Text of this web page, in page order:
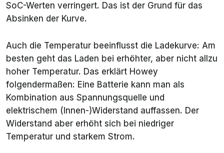
SoC-Werten verringert. Das ist der Grund für das
Absinken der Kurve.
Auch die Temperatur beeinflusst die Ladekurve: Am
besten geht das Laden bei erhöhter, aber nicht allzu
hoher Temperatur. Das erklärt Howey
folgendermaßen: Eine Batterie kann man als
Kombination aus Spannungsquelle und
elektrischem (Innen-)Widerstand auffassen. Der
Widerstand aber erhöht sich bei niedriger
Temperatur und starkem Strom.